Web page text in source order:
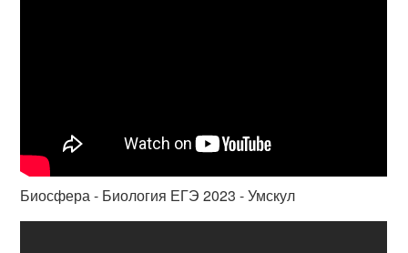
Биосфера - Биология ЕГЭ 2023 - Умскул